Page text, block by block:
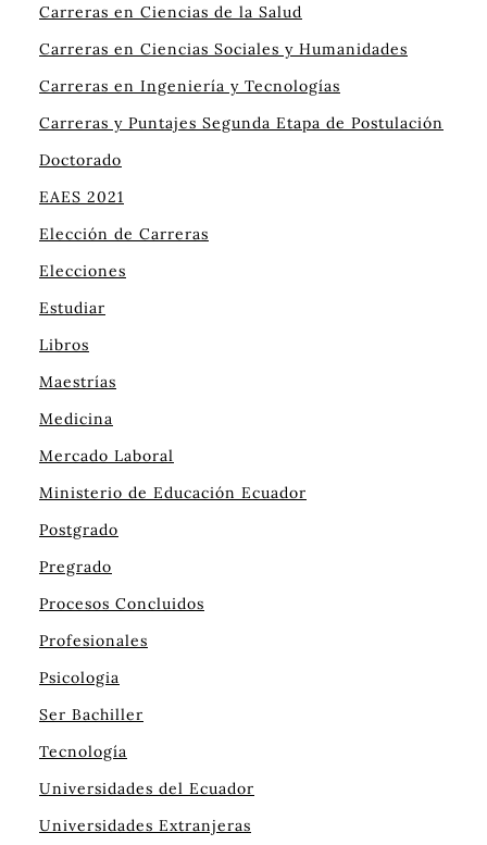
Carreras en Ciencias de la Salud
Carreras en Ciencias Sociales y Humanidades
Carreras en Ingeniería y Tecnologías
Carreras y Puntajes Segunda Etapa de Postulación
Doctorado
EAES 2021
Elección de Carreras
Elecciones
Estudiar
Libros
Maestrías
Medicina
Mercado Laboral
Ministerio de Educación Ecuador
Postgrado
Pregrado
Procesos Concluidos
Profesionales
Psicologia
Ser Bachiller
Tecnología
Universidades del Ecuador
Universidades Extranjeras